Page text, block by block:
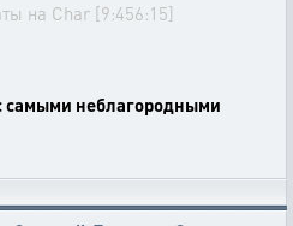
на Char [9:456:15]
самыми неблагородными